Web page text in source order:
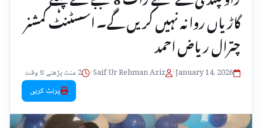
گاڑیاں روانہ نہیں کریں گے۔ اسسٹنٹ کمشنر
چترال ریاض احمد
January 14, 2026
•
Saif Ur Rehman Aziz
•
2 منٹ پڑھنے کا وقت
پرنٹ کریں